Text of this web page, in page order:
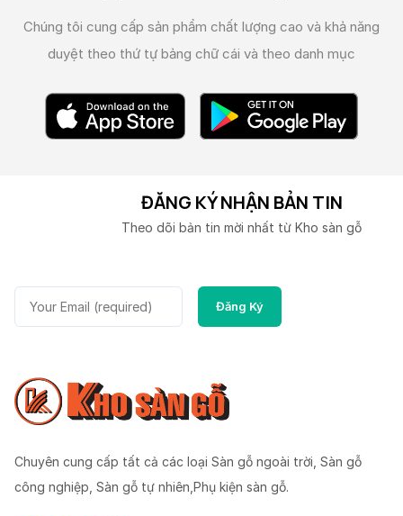
Chúng tôi cung cấp sản phẩm chất lượng cao và khả năng
duyệt theo thứ tự bảng chữ cái và theo danh mục
ĐĂNG KÝ NHẬN BẢN TIN
Theo dõi bản tin mời nhất từ Kho sàn gỗ
Chuyên cung cấp tất cả các loại Sàn gỗ ngoài trời, Sàn gỗ
công nghiệp, Sàn gỗ tự nhiên,Phụ kiện sàn gỗ.